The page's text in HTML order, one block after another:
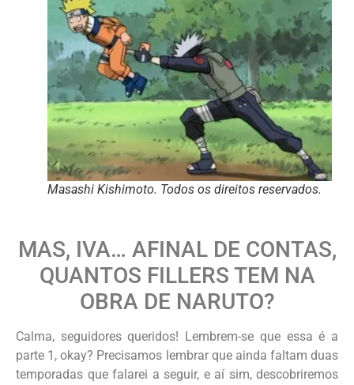
Masashi Kishimoto. Todos os direitos reservados.
MAS, IVA… AFINAL DE CONTAS,
QUANTOS FILLERS TEM NA
OBRA DE NARUTO?
Calma, seguidores queridos! Lembrem-se que essa é a
parte 1, okay? Precisamos lembrar que ainda faltam duas
temporadas que falarei a seguir, e aí sim, descobriremos